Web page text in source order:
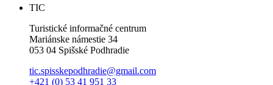
TIC
Turistické informačné centrum
Mariánske námestie 34
053 04 Spišské Podhradie
tic.spisskepodhradie@gmail.com
+421 (0) 53 41 951 33